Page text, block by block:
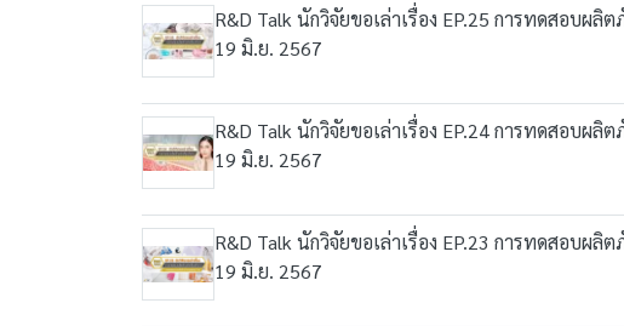
R&D Talk นักวิจัยขอเล่าเรื่อง EP.25 การทดสอบผ
19 มิ.ย. 2567
R&D Talk นักวิจัยขอเล่าเรื่อง EP.24 การทดสอบผ
19 มิ.ย. 2567
R&D Talk นักวิจัยขอเล่าเรื่อง EP.23 การทดสอบผ
19 มิ.ย. 2567